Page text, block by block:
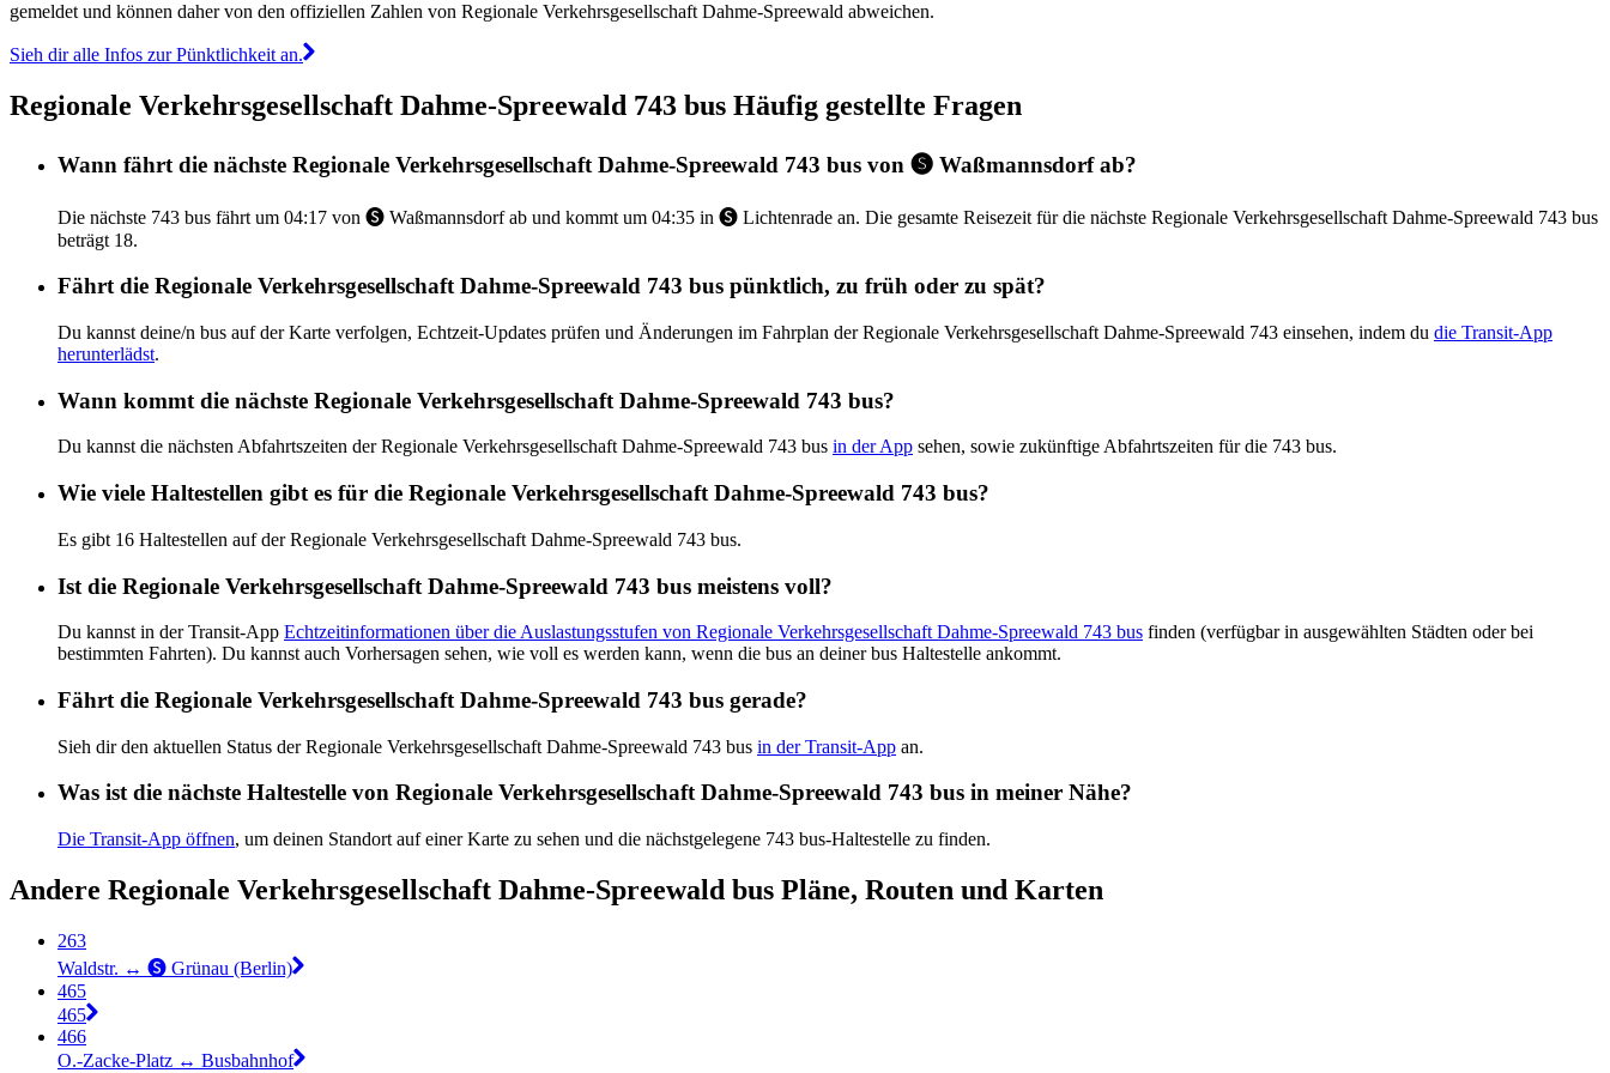
gemeldet und können daher von den offiziellen Zahlen von Regionale Verkehrsgesellschaft Dahme-Spreewald abweichen.
Sieh dir alle Infos zur Pünktlichkeit an.
Regionale Verkehrsgesellschaft Dahme-Spreewald 743 bus Häufig gestellte Fragen
Wann fährt die nächste Regionale Verkehrsgesellschaft Dahme-Spreewald 743 bus von 🅢 Waßmannsdorf ab?
Die nächste 743 bus fährt um 04:17 von 🅢 Waßmannsdorf ab und kommt um 04:35 in 🅢 Lichtenrade an. Die gesamte Reisezeit für die nächste Regionale Verkehrsgesellschaft Dahme-Spreewald 743 bus
beträgt 18.
Fährt die Regionale Verkehrsgesellschaft Dahme-Spreewald 743 bus pünktlich, zu früh oder zu spät?
Du kannst deine/n bus auf der Karte verfolgen, Echtzeit-Updates prüfen und Änderungen im Fahrplan der Regionale Verkehrsgesellschaft Dahme-Spreewald 743 einsehen, indem du die Transit-App
herunterlädst.
Wann kommt die nächste Regionale Verkehrsgesellschaft Dahme-Spreewald 743 bus?
Du kannst die nächsten Abfahrtszeiten der Regionale Verkehrsgesellschaft Dahme-Spreewald 743 bus in der App sehen, sowie zukünftige Abfahrtszeiten für die 743 bus.
Wie viele Haltestellen gibt es für die Regionale Verkehrsgesellschaft Dahme-Spreewald 743 bus?
Es gibt 16 Haltestellen auf der Regionale Verkehrsgesellschaft Dahme-Spreewald 743 bus.
Ist die Regionale Verkehrsgesellschaft Dahme-Spreewald 743 bus meistens voll?
Du kannst in der Transit-App Echtzeitinformationen über die Auslastungsstufen von Regionale Verkehrsgesellschaft Dahme-Spreewald 743 bus finden (verfügbar in ausgewählten Städten oder bei
bestimmten Fahrten). Du kannst auch Vorhersagen sehen, wie voll es werden kann, wenn die bus an deiner bus Haltestelle ankommt.
Fährt die Regionale Verkehrsgesellschaft Dahme-Spreewald 743 bus gerade?
Sieh dir den aktuellen Status der Regionale Verkehrsgesellschaft Dahme-Spreewald 743 bus in der Transit-App an.
Was ist die nächste Haltestelle von Regionale Verkehrsgesellschaft Dahme-Spreewald 743 bus in meiner Nähe?
Die Transit-App öffnen, um deinen Standort auf einer Karte zu sehen und die nächstgelegene 743 bus-Haltestelle zu finden.
Andere Regionale Verkehrsgesellschaft Dahme-Spreewald bus Pläne, Routen und Karten
263
Waldstr. ↔︎ 🅢 Grünau (Berlin)
465
465
466
O.-Zacke-Platz ↔︎ Busbahnhof